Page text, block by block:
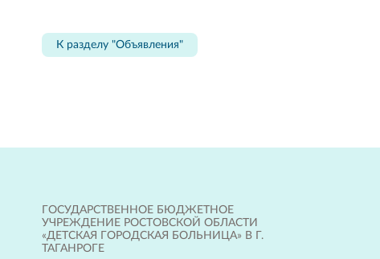
К разделу "Объявления"
ГОСУДАРСТВЕННОЕ БЮДЖЕТНОЕ
УЧРЕЖДЕНИЕ РОСТОВСКОЙ ОБЛАСТИ
«ДЕТСКАЯ ГОРОДСКАЯ БОЛЬНИЦА» В Г.
ТАГАНРОГЕ